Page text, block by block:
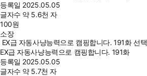
등록일 2025.05.05
글자수 약 5.6천 자
100원
소장
EX급 자동사냥능력으로 캠핑합니다. 191화 선택
EX급 자동사냥능력으로 캠핑합니다. 191화
등록일 2025.05.05
글자수 약 5.7천 자